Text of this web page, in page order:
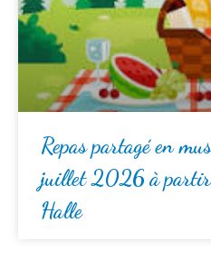
Repas partagé en
juillet 2026 à partir
Halle